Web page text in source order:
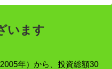
います
年）から、投資総額30